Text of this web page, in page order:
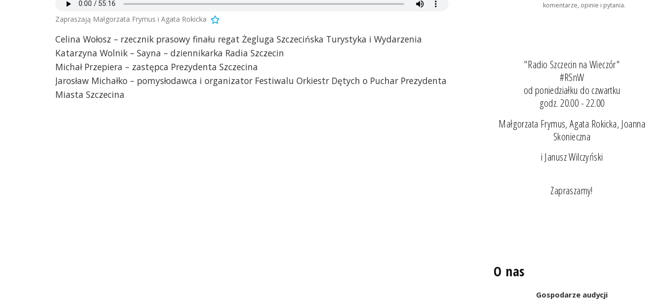
Zapraszają Małgorzata Frymus i Agata Rokicka
Celina Wołosz – rzecznik prasowy finału regat Żegluga Szczecińska Turystyka i Wydarzenia
Katarzyna Wolnik – Sayna – dziennikarka Radia Szczecin
Michał Przepiera – zastępca Prezydenta Szczecina
Jarosław Michałko – pomysłodawca i organizator Festiwalu Orkiestr Dętych o Puchar Prezydenta
Miasta Szczecina
komentarze, opinie i pytania.
"Radio Szczecin na Wieczór"
#RSnW
od poniedziałku do czwartku
godz. 20.00 - 22.00
Małgorzata Frymus, Agata Rokicka, Joanna
Skonieczna
i Janusz Wilczyński
Zapraszamy!
O nas
Gospodarze audycji